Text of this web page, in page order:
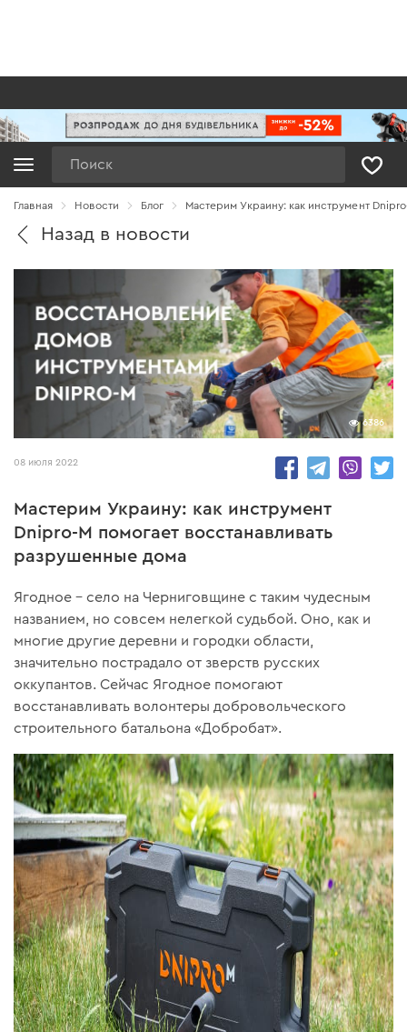
Главная Новости Блог Мастерим Украину: как инструмент
Назад в новости
6386
08 июля 2022
Мастерим Украину: как инструмент
Dnipro-M помогает восстанавливать
разрушенные дома
Ягодное – село на Черниговщине с таким чудесным
названием, но совсем нелегкой судьбой. Оно, как и
многие другие деревни и городки области,
значительно пострадало от зверств русских
оккупантов. Сейчас Ягодное помогают
восстанавливать волонтеры добровольческого
строительного батальона «Добробат».